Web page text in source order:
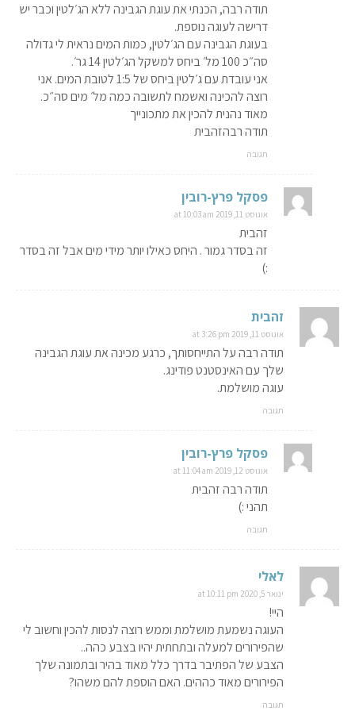
תודה רבה, הכנתי את עוגת הגבינה ללא הג׳לטין וכבר יש
דרישה לעוגה נוספת.
בעוגת הגבינה עם הג׳לטין, כמות המים נראית לי גדולה
סה״כ 100 מל׳ ביחס למשקל הג׳לטין 14 גר׳.
אני עובדת עם ג׳לטין ביחס של 1:5 לטובת המים. אני
רוצה להכינה ואשמח לתשובה כמה מל׳ מים סה״כ.
מאוד נהנית להכין את מתכונייך
תודה רבהזהבית
תגובה
פסקל פרץ-רובין
אוגוסט 11, 2019 at 10:03 am
זהבית
זה בסדר גמור . היחס כאילו יותר מידי מים אבל זה בסדר
:)
זהבית
אוגוסט 11, 2019 at 3:26 pm
תודה רבה על התייחסותך, כרגע מכינה את עוגת הגבינה
שלך עם האינסטנט פודינג.
עוגה מושלמת.
תגובה
פסקל פרץ-רובין
אוגוסט 12, 2019 at 11:04 am
תודה רבה זהבית
תהני :)
תגובה
לאלי
ינואר 5, 2020 at 10:11 pm
היי!
העוגה נשמעת מושלמת וממש רוצה לנסות להכין וחשוב לי
שהפירורים למעלה ובתחתית יהיו בצבע כהה..
הצבע של הפתיבר בדרך כלל מאוד בהיר ובתמונה שלך
הפירורים מאוד כההים. האם הוספת להם משהו?
תגובה